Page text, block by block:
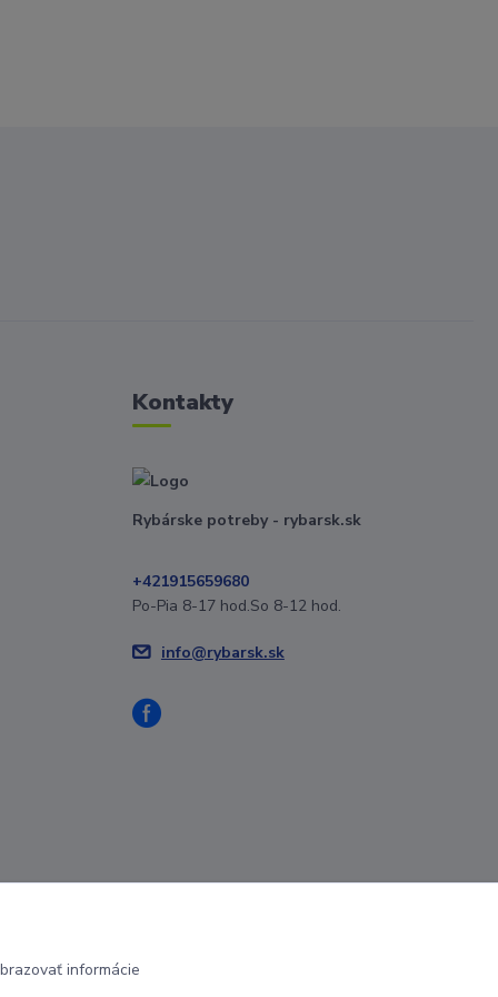
Kontakty
Rybárske potreby - rybarsk.sk
+421915659680
Po-Pia 8-17 hod.So 8-12 hod.
info@rybarsk.sk
informácie